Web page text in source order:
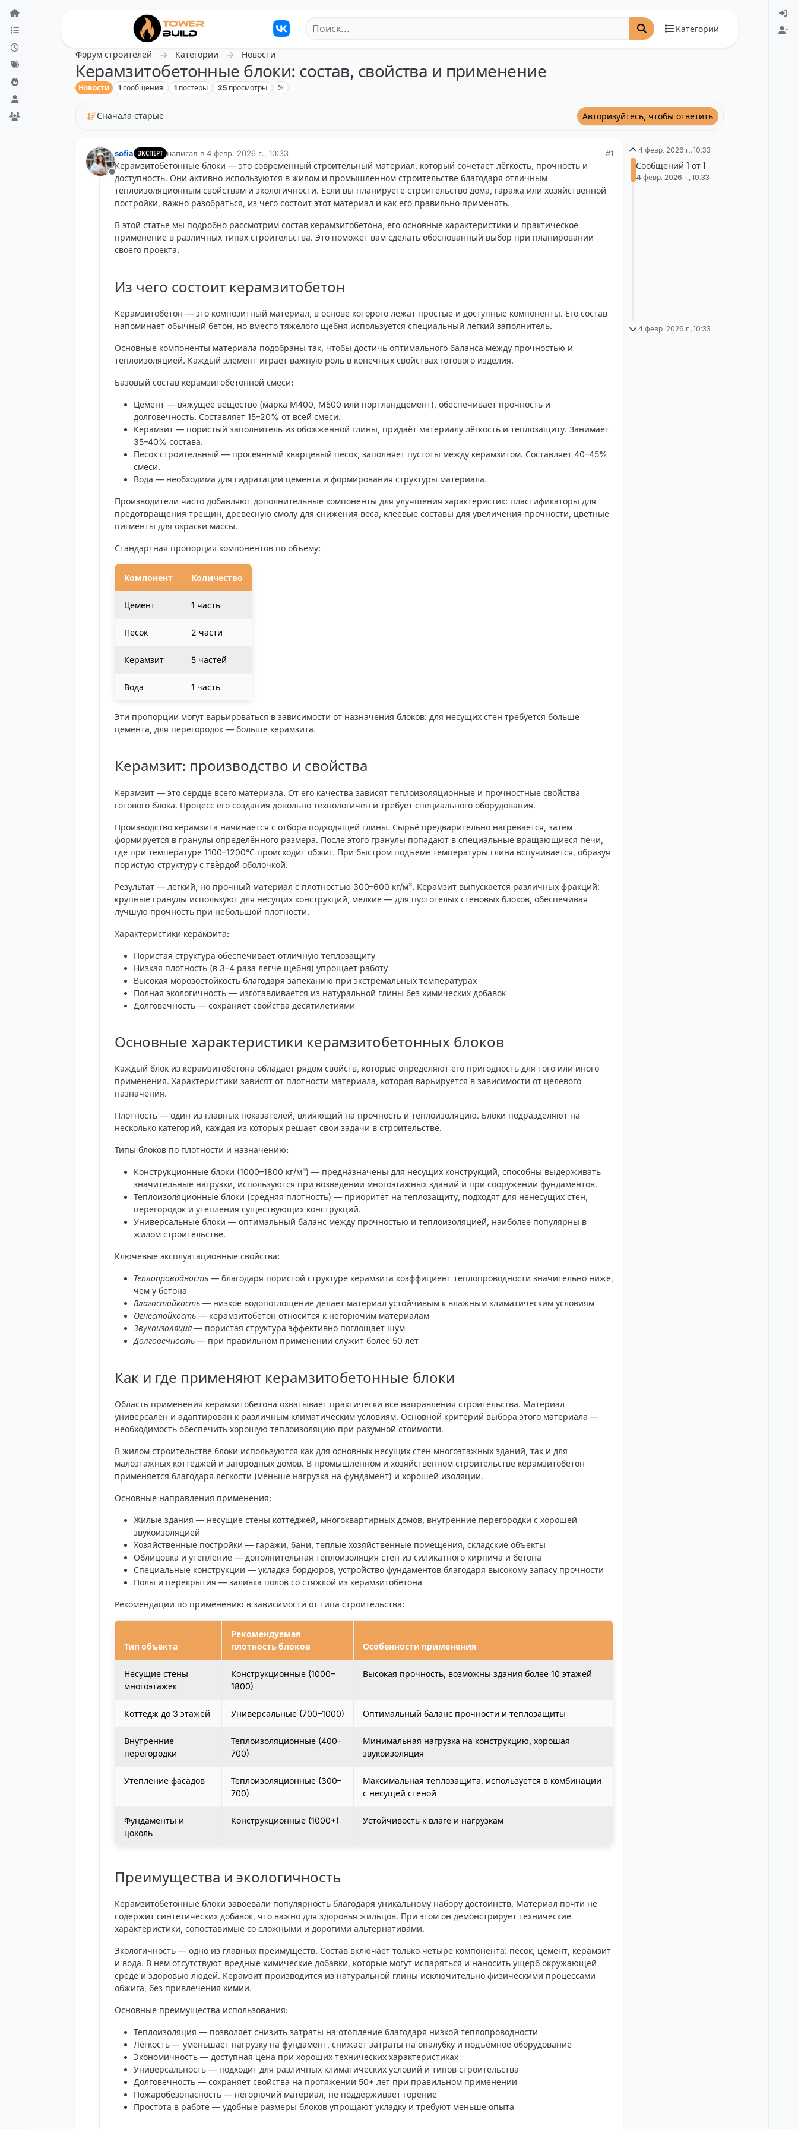
Перейти к содержанию
Категории
Форум строителей Категории Новости
Керамзитобетонные блоки: состав, свойства и применение
Новости 1 сообщения 1 постеры 25 просмотры
Сначала старые Авторизуйтесь, чтобы ответить
Не в сети
sofia ЭКСПЕРТ написал в 4 февр. 2026 г., 10:33
отредактировано
#1
Керамзитобетонные блоки — это современный строительный материал, который сочетает лёгкость, прочность и
доступность. Они активно используются в жилом и промышленном строительстве благодаря отличным
теплоизоляционным свойствам и экологичности. Если вы планируете строительство дома, гаража или хозяйственной
постройки, важно разобраться, из чего состоит этот материал и как его правильно применять.
В этой статье мы подробно рассмотрим состав керамзитобетона, его основные характеристики и практическое
применение в различных типах строительства. Это поможет вам сделать обоснованный выбор при планировании
своего проекта.
Из чего состоит керамзитобетон
Керамзитобетон — это композитный материал, в основе которого лежат простые и доступные компоненты. Его состав
напоминает обычный бетон, но вместо тяжёлого щебня используется специальный лёгкий заполнитель.
Основные компоненты материала подобраны так, чтобы достичь оптимального баланса между прочностью и
теплоизоляцией. Каждый элемент играет важную роль в конечных свойствах готового изделия.
Базовый состав керамзитобетонной смеси:
Цемент — вяжущее вещество (марка М400, М500 или портландцемент), обеспечивает прочность и
долговечность. Составляет 15–20% от всей смеси.
Керамзит — пористый заполнитель из обожженной глины, придаёт материалу лёгкость и теплозащиту. Занимает
35–40% состава.
Песок строительный — просеянный кварцевый песок, заполняет пустоты между керамзитом. Составляет 40–45%
смеси.
Вода — необходима для гидратации цемента и формирования структуры материала.
Производители часто добавляют дополнительные компоненты для улучшения характеристик: пластификаторы для
предотвращения трещин, древесную смолу для снижения веса, клеевые составы для увеличения прочности, цветные
пигменты для окраски массы.
Стандартная пропорция компонентов по объёму:
Компонент Количество
Цемент 1 часть
Песок 2 части
Керамзит 5 частей
Вода 1 часть
Эти пропорции могут варьироваться в зависимости от назначения блоков: для несущих стен требуется больше
цемента, для перегородок — больше керамзита.
Керамзит: производство и свойства
Керамзит — это сердце всего материала. От его качества зависят теплоизоляционные и прочностные свойства
готового блока. Процесс его создания довольно технологичен и требует специального оборудования.
Производство керамзита начинается с отбора подходящей глины. Сырьё предварительно нагревается, затем
формируется в гранулы определённого размера. После этого гранулы попадают в специальные вращающиеся печи,
где при температуре 1100–1200°С происходит обжиг. При быстром подъёме температуры глина вспучивается, образуя
пористую структуру с твёрдой оболочкой.
Результат — легкий, но прочный материал с плотностью 300–600 кг/м³. Керамзит выпускается различных фракций:
крупные гранулы используют для несущих конструкций, мелкие — для пустотелых стеновых блоков, обеспечивая
лучшую прочность при небольшой плотности.
Характеристики керамзита:
Пористая структура обеспечивает отличную теплозащиту
Низкая плотность (в 3–4 раза легче щебня) упрощает работу
Высокая морозостойкость благодаря запеканию при экстремальных температурах
Полная экологичность — изготавливается из натуральной глины без химических добавок
Долговечность — сохраняет свойства десятилетиями
Основные характеристики керамзитобетонных блоков
Каждый блок из керамзитобетона обладает рядом свойств, которые определяют его пригодность для того или иного
применения. Характеристики зависят от плотности материала, которая варьируется в зависимости от целевого
назначения.
Плотность — один из главных показателей, влияющий на прочность и теплоизоляцию. Блоки подразделяют на
несколько категорий, каждая из которых решает свои задачи в строительстве.
Типы блоков по плотности и назначению:
Конструкционные блоки (1000–1800 кг/м³) — предназначены для несущих конструкций, способны выдерживать
значительные нагрузки, используются при возведении многоэтажных зданий и при сооружении фундаментов.
Теплоизоляционные блоки (средняя плотность) — приоритет на теплозащиту, подходят для ненесущих стен,
перегородок и утепления существующих конструкций.
Универсальные блоки — оптимальный баланс между прочностью и теплоизоляцией, наиболее популярны в
жилом строительстве.
Ключевые эксплуатационные свойства:
Теплопроводность — благодаря пористой структуре керамзита коэффициент теплопроводности значительно ниже,
чем у бетона
Влагостойкость — низкое водопоглощение делает материал устойчивым к влажным климатическим условиям
Огнестойкость — керамзитобетон относится к негорючим материалам
Звукоизоляция — пористая структура эффективно поглощает шум
Долговечность — при правильном применении служит более 50 лет
Как и где применяют керамзитобетонные блоки
Область применения керамзитобетона охватывает практически все направления строительства. Материал
универсален и адаптирован к различным климатическим условиям. Основной критерий выбора этого материала —
необходимость обеспечить хорошую теплоизоляцию при разумной стоимости.
В жилом строительстве блоки используются как для основных несущих стен многоэтажных зданий, так и для
малоэтажных коттеджей и загородных домов. В промышленном и хозяйственном строительстве керамзитобетон
применяется благодаря лёгкости (меньше нагрузка на фундамент) и хорошей изоляции.
Основные направления применения:
Жилые здания — несущие стены коттеджей, многоквартирных домов, внутренние перегородки с хорошей
звукоизоляцией
Хозяйственные постройки — гаражи, бани, теплые хозяйственные помещения, складские объекты
Облицовка и утепление — дополнительная теплоизоляция стен из силикатного кирпича и бетона
Специальные конструкции — укладка бордюров, устройство фундаментов благодаря высокому запасу прочности
Полы и перекрытия — заливка полов со стяжкой из керамзитобетона
Рекомендации по применению в зависимости от типа строительства:
Тип объекта
Рекомендуемая
плотность блоков
Особенности применения
Несущие стены
многоэтажек
Конструкционные (1000–
1800)
Высокая прочность, возможны здания более 10 этажей
Коттедж до 3 этажей Универсальные (700–1000) Оптимальный баланс прочности и теплозащиты
Внутренние
перегородки
Теплоизоляционные (400–
700)
Минимальная нагрузка на конструкцию, хорошая
звукоизоляция
Утепление фасадов
Теплоизоляционные (300–
700)
Максимальная теплозащита, используется в комбинации
с несущей стеной
Фундаменты и
цоколь
Конструкционные (1000+) Устойчивость к влаге и нагрузкам
Преимущества и экологичность
Керамзитобетонные блоки завоевали популярность благодаря уникальному набору достоинств. Материал почти не
содержит синтетических добавок, что важно для здоровья жильцов. При этом он демонстрирует технические
характеристики, сопоставимые со сложными и дорогими альтернативами.
Экологичность — одно из главных преимуществ. Состав включает только четыре компонента: песок, цемент, керамзит
и вода. В нём отсутствуют вредные химические добавки, которые могут испаряться и наносить ущерб окружающей
среде и здоровью людей. Керамзит производится из натуральной глины исключительно физическими процессами
обжига, без привлечения химии.
Основные преимущества использования:
Теплоизоляция — позволяет снизить затраты на отопление благодаря низкой теплопроводности
Лёгкость — уменьшает нагрузку на фундамент, снижает затраты на опалубку и подъёмное оборудование
Экономичность — доступная цена при хороших технических характеристиках
Универсальность — подходит для различных климатических условий и типов строительства
Долговечность — сохраняет свойства на протяжении 50+ лет при правильном применении
Пожаробезопасность — негорючий материал, не поддерживает горение
Простота в работе — удобные размеры блоков упрощают укладку и требуют меньше опыта
4 февр. 2026 г., 10:33
Сообщений 1 от 1
4 февр. 2026 г., 10:33
4 февр. 2026 г., 10:33